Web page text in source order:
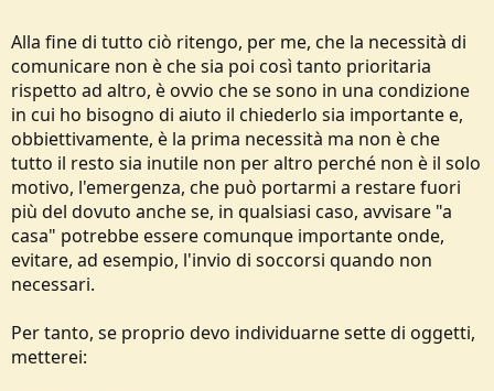
Alla fine di tutto ciò ritengo, per me, che la necessità di
comunicare non è che sia poi così tanto prioritaria
rispetto ad altro, è ovvio che se sono in una condizione
in cui ho bisogno di aiuto il chiederlo sia importante e,
obbiettivamente, è la prima necessità ma non è che
tutto il resto sia inutile non per altro perché non è il solo
motivo, l'emergenza, che può portarmi a restare fuori
più del dovuto anche se, in qualsiasi caso, avvisare "a
casa" potrebbe essere comunque importante onde,
evitare, ad esempio, l'invio di soccorsi quando non
necessari.
Per tanto, se proprio devo individuarne sette di oggetti,
metterei: